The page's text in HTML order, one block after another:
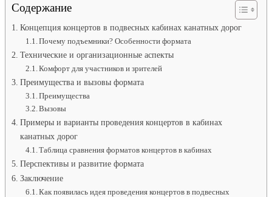
Содержание
Концепция концертов в подвесных кабинах канатных дорог
Почему подъемники? Особенности формата
Технические и организационные аспекты
Комфорт для участников и зрителей
Преимущества и вызовы формата
Преимущества
Вызовы
Примеры и варианты проведения концертов в кабинах
канатных дорог
Таблица сравнения форматов концертов в кабинах
Перспективы и развитие формата
Заключение
Как появилась идея проведения концертов в подвесных